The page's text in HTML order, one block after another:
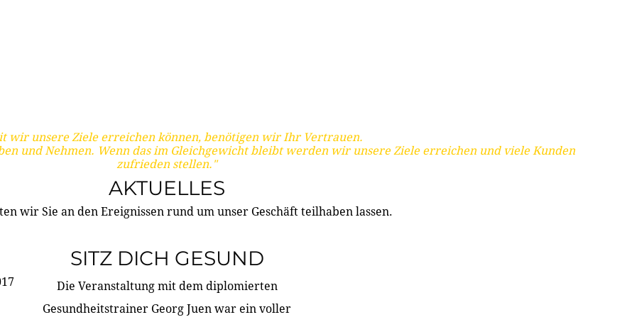
wir unsere Ziele erreichen können, benötigen wir Ihr Vertrauen.
und Nehmen. Wenn das im Gleichgewicht bleibt werden wir unsere Ziele erreichen und viele Kunden
zufrieden stellen."
AKTUELLES
wir Sie an den Ereignissen rund um unser Geschäft teilhaben lassen.
SITZ DICH GESUND
Die Veranstaltung mit dem diplomierten
Gesundheitstrainer Georg Juen war ein voller